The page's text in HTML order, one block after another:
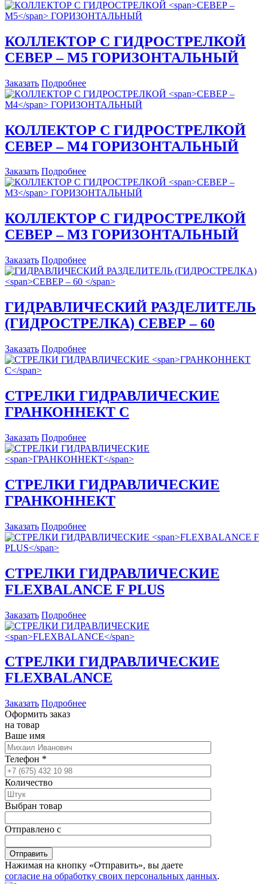
КОЛЛЕКТОР С ГИДРОСТРЕЛКОЙ
СЕВЕР – М5 ГОРИЗОНТАЛЬНЫЙ
Заказать Подробнее
КОЛЛЕКТОР С ГИДРОСТРЕЛКОЙ
СЕВЕР – М4 ГОРИЗОНТАЛЬНЫЙ
Заказать Подробнее
КОЛЛЕКТОР С ГИДРОСТРЕЛКОЙ
СЕВЕР – М3 ГОРИЗОНТАЛЬНЫЙ
Заказать Подробнее
ГИДРАВЛИЧЕСКИЙ РАЗДЕЛИТЕЛЬ
(ГИДРОСТРЕЛКА) СЕВЕР – 60
Заказать Подробнее
СТРЕЛКИ ГИДРАВЛИЧЕСКИЕ
ГРАНКОННЕКТ C
Заказать Подробнее
СТРЕЛКИ ГИДРАВЛИЧЕСКИЕ
ГРАНКОННЕКТ
Заказать Подробнее
СТРЕЛКИ ГИДРАВЛИЧЕСКИЕ
FLEXBALANCE F PLUS
Заказать Подробнее
СТРЕЛКИ ГИДРАВЛИЧЕСКИЕ
FLEXBALANCE
Заказать Подробнее
Оформить заказ
на товар
Ваше имя
Телефон *
Количество
Выбран товар
Отправлено с
Отправить
Нажимая на кнопку «Отправить», вы даете
согласие на обработку своих персональных данных.